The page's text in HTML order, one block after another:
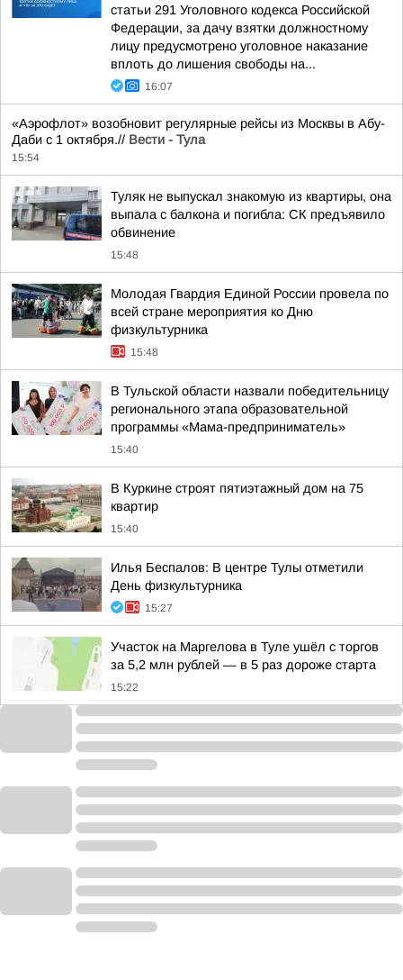
статьи 291 Уголовного кодекса Российской
Федерации, за дачу взятки должностному
лицу предусмотрено уголовное наказание
вплоть до лишения свободы на...
16:07
«Аэрофлот» возобновит регулярные рейсы из Москвы в Абу-
Даби с 1 октября.// Вести - Тула
15:54
Туляк не выпускал знакомую из квартиры, она
выпала с балкона и погибла: СК предъявило
обвинение
15:48
Молодая Гвардия Единой России провела по
всей стране мероприятия ко Дню
физкультурника
15:48
В Тульской области назвали победительницу
регионального этапа образовательной
программы «Мама-предприниматель»
15:40
В Куркине строят пятиэтажный дом на 75
квартир
15:40
Илья Беспалов: В центре Тулы отметили
День физкультурника
15:27
Участок на Маргелова в Туле ушёл с торгов
за 5,2 млн рублей — в 5 раз дороже старта
15:22